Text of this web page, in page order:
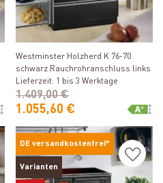
Produkt ansehen
Westminster Holzherd K 76-70
schwarz Rauchrohranschluss links
Lieferzeit: 1 bis 3 Werktage
1.055,60 €
1.409,00 €
DE versandkostenfrei*
Varianten